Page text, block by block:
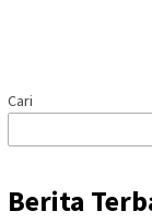
Cari
Berita